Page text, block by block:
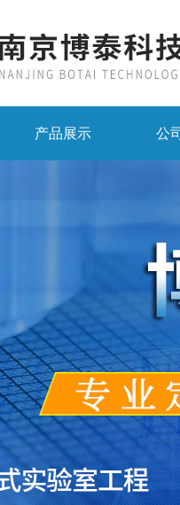
产品展示 公